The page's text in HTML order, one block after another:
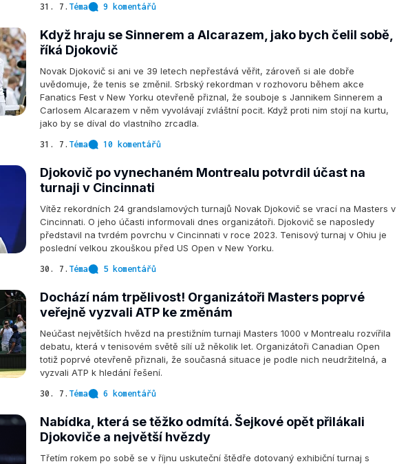
31. 7. Téma 9 komentářů
Když hraju se Sinnerem a Alcarazem, jako bych čelil sobě,
říká Djokovič
Novak Djokovič si ani ve 39 letech nepřestává věřit, zároveň si ale dobře
uvědomuje, že tenis se změnil. Srbský rekordman v rozhovoru během akce
Fanatics Fest v New Yorku otevřeně přiznal, že souboje s Jannikem Sinnerem a
Carlosem Alcarazem v něm vyvolávají zvláštní pocit. Když proti nim stojí na kurtu,
jako by se díval do vlastního zrcadla.
31. 7. Téma 10 komentářů
Djokovič po vynechaném Montrealu potvrdil účast na
turnaji v Cincinnati
Vítěz rekordních 24 grandslamových turnajů Novak Djokovič se vrací na Masters v
Cincinnati. O jeho účasti informovali dnes organizátoři. Djokovič se naposledy
představil na tvrdém povrchu v Cincinnati v roce 2023. Tenisový turnaj v Ohiu je
poslední velkou zkouškou před US Open v New Yorku.
30. 7. Téma 5 komentářů
Dochází nám trpělivost! Organizátoři Masters poprvé
veřejně vyzvali ATP ke změnám
Neúčast největších hvězd na prestižním turnaji Masters 1000 v Montrealu rozvířila
debatu, která v tenisovém světě sílí už několik let. Organizátoři Canadian Open
totiž poprvé otevřeně přiznali, že současná situace je podle nich neudržitelná, a
vyzvali ATP k hledání řešení.
30. 7. Téma 6 komentářů
Nabídka, která se těžko odmítá. Šejkové opět přilákali
Djokoviče a největší hvězdy
Třetím rokem po sobě se v říjnu uskuteční štědře dotovaný exhibiční turnaj s